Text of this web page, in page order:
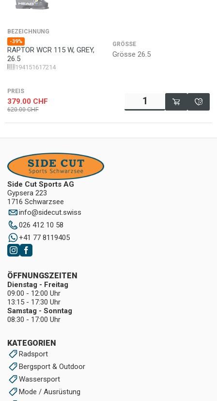
BEZEICHNUNG
-39%
RAPTOR WCR 115 W, GREY,
26.5
194151617214
GRÖSSE
Grösse 26.5
PREIS
379.00 CHF
620.00 CHF
Side Cut Sports AG
Gypsera 223
1716 Schwarzsee
info@sidecut.swiss
026 412 10 58
+41 77 8119405
KATEGORIEN
Radsport
Bergsport & Outdoor
Wassersport
Mode / Ausrüstung
ÖFFNUNGSZEITEN
Dienstag - Freitag
09:00 - 12:00 Uhr
13:15 - 17:30 Uhr
Samstag - Sonntag
08:30 - 17:00 Uhr